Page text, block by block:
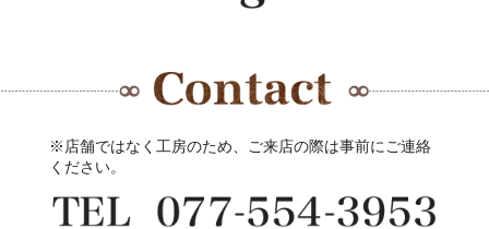
※店舗ではなく工房のため、ご来店の際は事前にご連絡
ください。